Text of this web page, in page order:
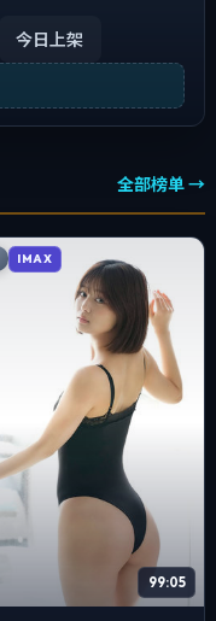
今日上架
全部榜单 →
IMAX
99:05